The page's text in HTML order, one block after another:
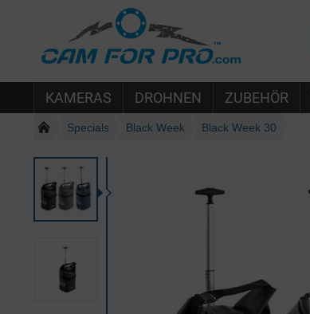
KAMERAS DROHNEN ZUBEHÖR
Specials Black Week Black Week 30